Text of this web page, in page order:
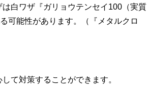
白ワザ『ガリョウテンセイ100（実質
可能性があります。（『メタルクロ
て対策することができます。